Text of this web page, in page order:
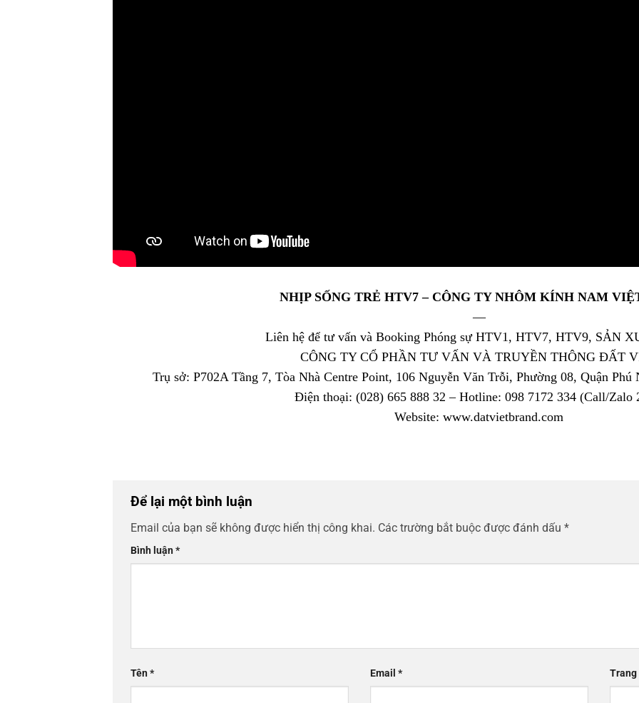
NHỊP SỐNG TRẺ HTV7 – CÔNG TY NHÔM KÍNH NAM
—
Liên hệ để tư vấn và Booking Phóng sự HTV1, HTV7, HTV9, SẢN
CÔNG TY CỔ PHẦN TƯ VẤN VÀ TRUYỀN THÔNG ĐẤT
Trụ sở: P702A Tầng 7, Tòa Nhà Centre Point, 106 Nguyễn Văn Trỗi, Phường 08, Quận
Điện thoại: (028) 665 888 32 – Hotline: 098 7172 334 (Call/Zalo
Website: www.datvietbrand.com
Để lại một bình luận
Email của bạn sẽ không được hiển thị công khai. Các trường bắt buộc được đánh dấu *
Bình luận*
Tên* Email * Trang